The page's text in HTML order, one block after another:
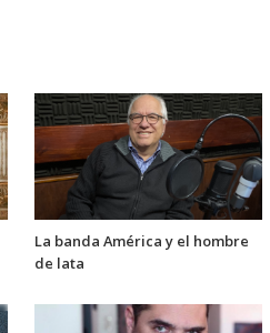
La banda América y el hombre
de lata